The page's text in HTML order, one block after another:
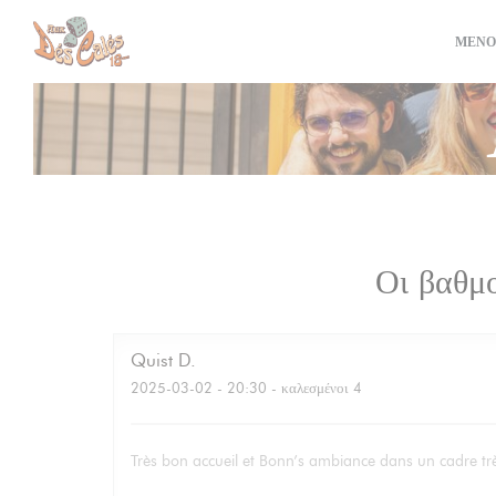
Πίνακας διαχείρισης "Μπισκότων" (Cookies)
Οι
Quist D
2025-03-02 - 20:30 - καλεσμένοι 4
Très bon accueil et Bonn’s ambiance dans un cadre